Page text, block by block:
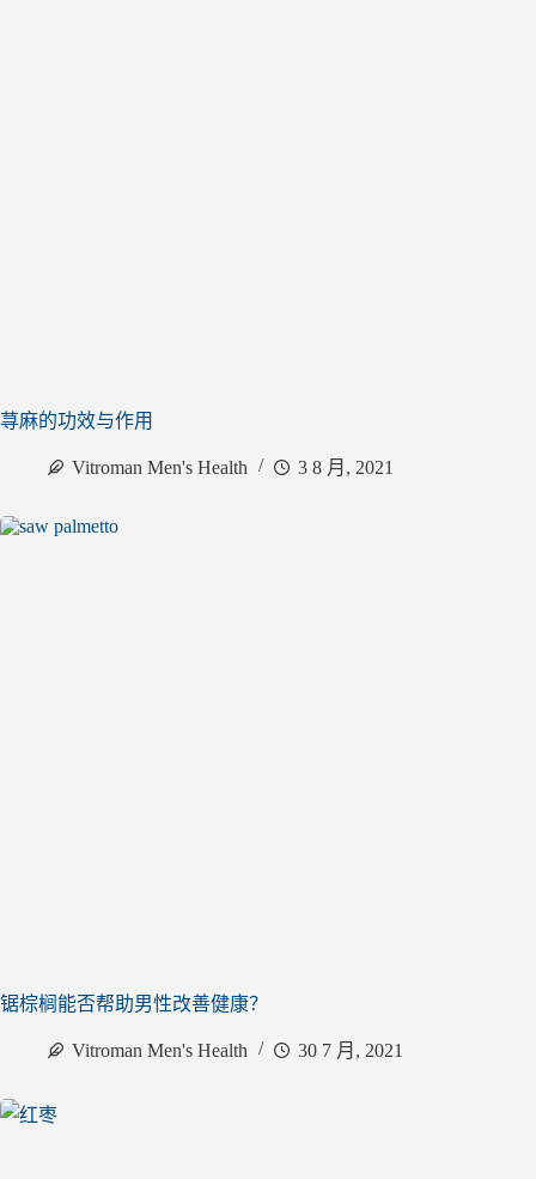
荨麻的功效与作用
Vitroman Men's Health 3 8 月, 2021
锯棕榈能否帮助男性改善健康？
Vitroman Men's Health 30 7 月, 2021